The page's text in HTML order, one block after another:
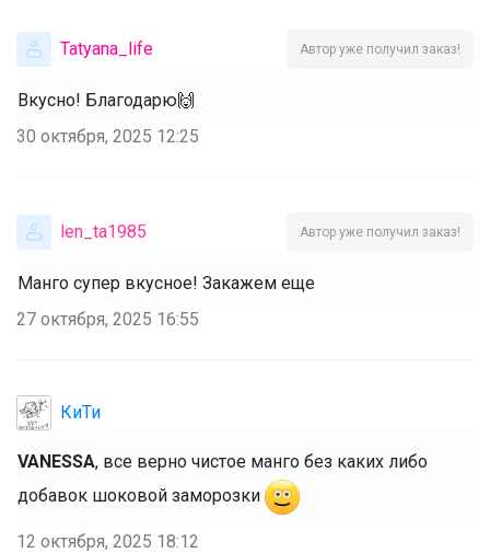
Tatyana_life Автор уже получил заказ!
Вкусно! Благодарю🙌
30 октября, 2025 12:25
len_ta1985 Автор уже получил заказ!
Манго супер вкусное! Закажем еще
27 октября, 2025 16:55
КиТи
VANESSA, все верно чистое манго без каких либо
добавок шоковой заморозки
12 октября, 2025 18:12